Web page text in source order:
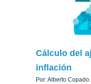
Cálculo del
inflación
Por: Alberto Copado.